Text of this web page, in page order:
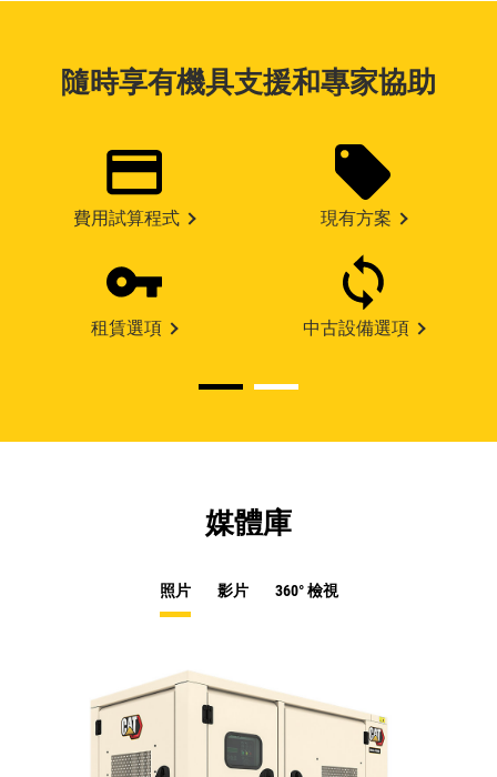
隨時享有機具支援和專家協助
費用試算程式 現有方案
租賃選項 中古設備選項
媒體庫
照片 影片 360° 檢視